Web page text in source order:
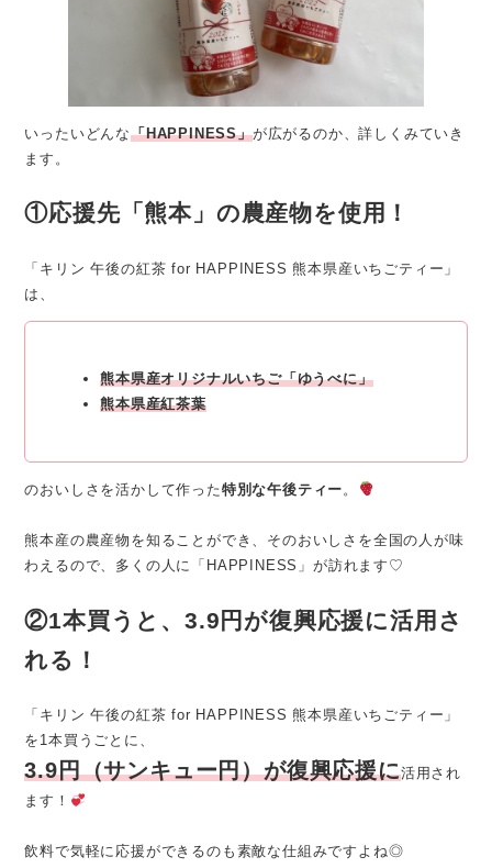
いったいどんな「HAPPINESS」が広がるのか、詳しくみていき
ます。
①応援先「熊本」の農産物を使用！
「キリン 午後の紅茶 for HAPPINESS 熊本県産いちごティー」
は、
熊本県産オリジナルいちご「ゆうべに」
熊本県産紅茶葉
のおいしさを活かして作った特別な午後ティー 。
熊本産の農産物を知ることができ、そのおいしさを全国の人が味
わえるので、多くの人に「HAPPINESS」が訪れます♡
②1本買うと、3.9円が復興応援に活用さ
れる！
「キリン 午後の紅茶 for HAPPINESS 熊本県産いちごティー」
を1本買うごとに、
3.9円（サンキュー円）が復興応援に活用され
ます！
飲料で気軽に応援ができるのも素敵な仕組みですよね◎